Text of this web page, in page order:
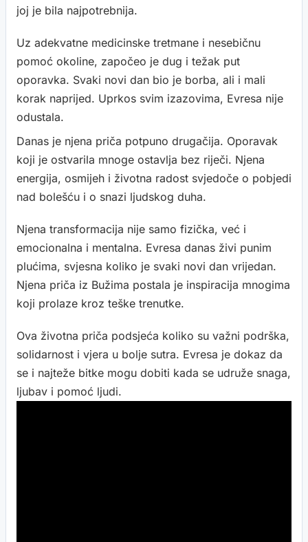
joj je bila najpotrebnija.
Uz adekvatne medicinske tretmane i nesebičnu
pomoć okoline, započeo je dug i težak put
oporavka. Svaki novi dan bio je borba, ali i mali
korak naprijed. Uprkos svim izazovima, Evresa nije
odustala.
Danas je njena priča potpuno drugačija. Oporavak
koji je ostvarila mnoge ostavlja bez riječi. Njena
energija, osmijeh i životna radost svjedoče o pobjedi
nad bolešću i o snazi ljudskog duha.
Njena transformacija nije samo fizička, već i
emocionalna i mentalna. Evresa danas živi punim
plućima, svjesna koliko je svaki novi dan vrijedan.
Njena priča iz Bužima postala je inspiracija mnogima
koji prolaze kroz teške trenutke.
Ova životna priča podsjeća koliko su važni podrška,
solidarnost i vjera u bolje sutra. Evresa je dokaz da
se i najteže bitke mogu dobiti kada se udruže snaga,
ljubav i pomoć ljudi.